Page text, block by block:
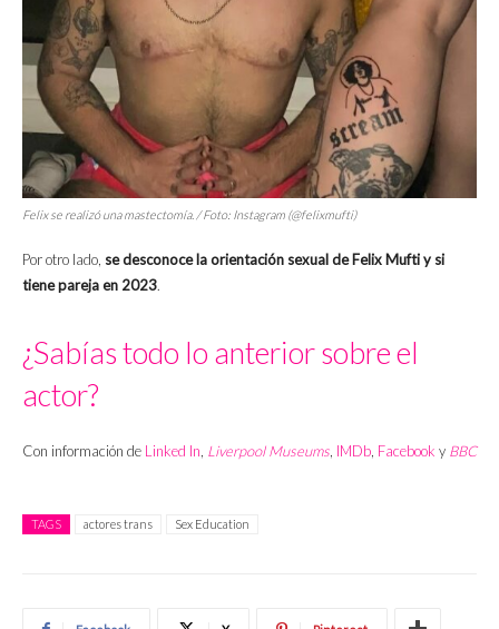
Felix se realizó una mastectomía. / Foto: Instagram (@felixmufti)
Por otro lado, se desconoce la orientación sexual de Felix Mufti y si
tiene pareja en 2023.
¿Sabías todo lo anterior sobre el
actor?
Con información de Linked In Liverpool Museums IMDb Facebook y BBC
TAGS actores trans Sex Education